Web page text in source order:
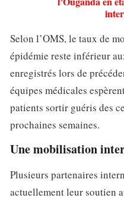
Selon l’OMS, le taux de
épidémie reste inférieur
enregistrés lors de
équipes médicales
patients sortir guéris des
prochaines semaines.
Une mobilisation
Plusieurs partenaires
actuellement leur soutien